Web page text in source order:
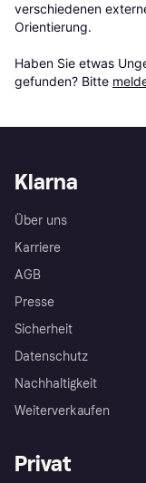
verschiedenen
Orientierung.
Haben Sie etwas
gefunden? Bitte
Klarna
Über uns
Karriere
AGB
Presse
Sicherheit
Datenschutz
Nachhaltigkeit
Weiterverkaufen
Privat